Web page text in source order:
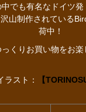
でも有名なドイツ
山制作されている
荷中！
くりお買い物をお楽
ラスト： 【